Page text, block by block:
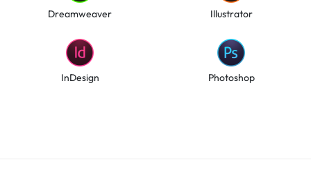
Dreamweaver Illustrator
InDesign Photoshop